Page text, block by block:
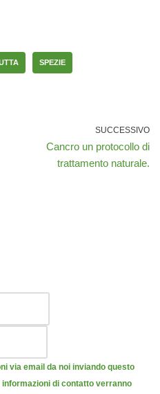
SPEZIE
SUCCESSIVO
Cancro un protocollo di
trattamento naturale.
via email da noi inviando questo
di contatto verranno